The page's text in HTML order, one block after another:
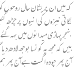
کہ میں ان پریشان حال روحوں کو
لگاتی نیزوں کی انیوں پر
ہیں کہ مجھ پہ کونسا بوجھ لادھ
آج پھر چودہ اگست ہے آج پھر